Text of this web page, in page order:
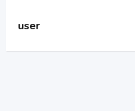
user